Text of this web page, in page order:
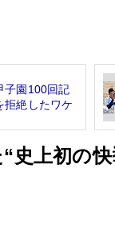
子園100回記
拒絶したワケ
“史上初の